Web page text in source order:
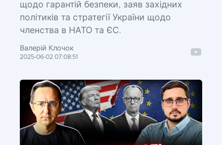
щодо гарантій безпеки, заяв західних
політиків та стратегії України щодо
членства в НАТО та ЄС.
Валерій Клочок
2025-06-02 07:08:51